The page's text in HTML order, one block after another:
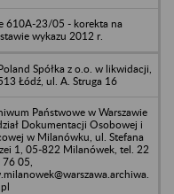
610A-23/05 - korekta na
wykazu 2012 r.
Spółka z o.o. w likwidacji,
Łódź, ul. A. Struga 16
Państwowe w Warszawie
Dokumentacji Osobowej i
w Milanówku, ul. Stefana
1, 05-822 Milanówek, tel. 22
05,